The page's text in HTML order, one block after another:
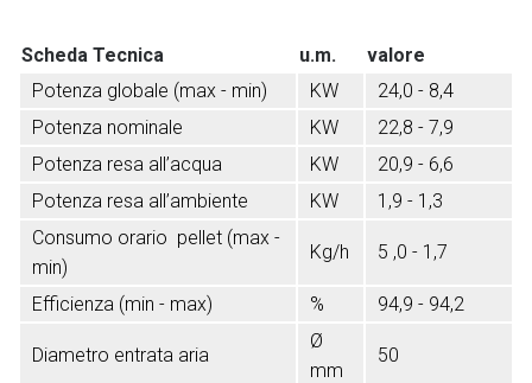
Scheda Tecnica u.m.
valore
Potenza globale (max - min)
KW
24,0 - 8,4
Potenza nominale
KW
22,8 - 7,9
Potenza resa all’acqua
KW
20,9 - 6,6
Potenza resa all’ambiente
KW
1,9 - 1,3
Consumo orario pellet (max -
min)
Kg/h 5 ,0 - 1,7
Efficienza (min - max) % 94,9 - 94,2
Diametro entrata aria
Ø
mm
50